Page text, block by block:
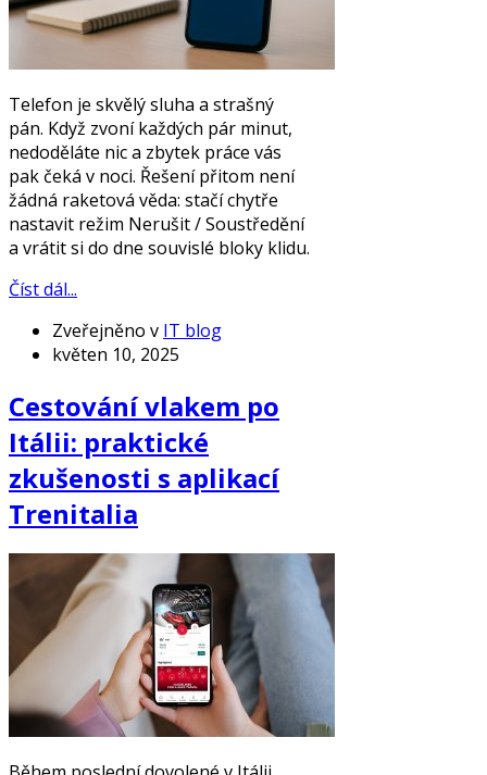
Telefon je skvělý sluha a strašný
pán. Když zvoní každých pár minut,
nedoděláte nic a zbytek práce vás
pak čeká v noci. Řešení přitom není
žádná raketová věda: stačí chytře
nastavit režim Nerušit / Soustředění
a vrátit si do dne souvislé bloky klidu.
Číst dál...
Zveřejněno v IT blog
květen 10, 2025
Cestování vlakem po
Itálii: praktické
zkušenosti s aplikací
Trenitalia